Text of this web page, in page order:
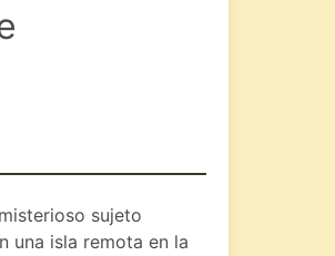
sujeto
una isla remota en la